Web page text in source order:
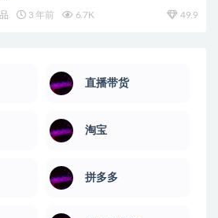
3 年前 6.7K 49.9
直播带货
淘宝
拼多多